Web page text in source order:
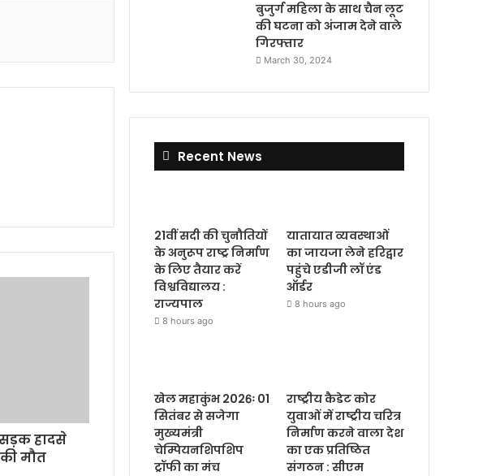
सड़क हादसे
मौत
बुजुर्ग महिला के साथ चैन लूट
की घटना को अंजाम देने वाले
गिरफ्तार
March 30, 2024
Recent News
21वीं सदी की चुनौतियों
के अनुरूप राष्ट्र निर्माण
के लिए तैयार करें
विश्वविद्यालय :
राज्यपाल
8 hours ago
यातायात व्यवस्थाओं
का जायजा लेने हरिद्वार
पहुंचे एडीजी लॉ एंड
ऑर्डर
8 hours ago
खेल महाकुंभ 2026ः 01
सितंबर से सजेगा
मुख्यमंत्री
चेम्पियनशिपशिप
ट्रॉफी का मंच
राष्ट्रीय कैडेट कोर
युवाओं में राष्ट्रीय चरित्र
निर्माण करने वाला देश
का एक प्रतिष्ठित
संगठन : सीएम